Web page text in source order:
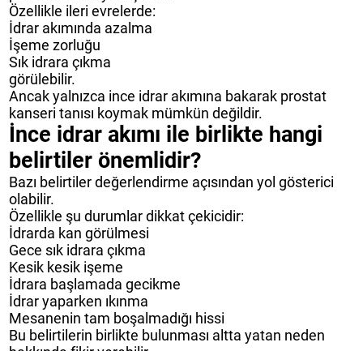
Özellikle ileri evrelerde:
İdrar akımında azalma
İşeme zorluğu
Sık idrara çıkma
görülebilir.
Ancak yalnızca ince idrar akımına bakarak prostat
kanseri tanısı koymak mümkün değildir.
İnce idrar akımı ile birlikte hangi
belirtiler önemlidir?
Bazı belirtiler değerlendirme açısından yol gösterici
olabilir.
Özellikle şu durumlar dikkat çekicidir:
İdrarda kan görülmesi
Gece sık idrara çıkma
Kesik kesik işeme
İdrara başlamada gecikme
İdrar yaparken ıkınma
Mesanenin tam boşalmadığı hissi
Bu belirtilerin birlikte bulunması altta yatan neden